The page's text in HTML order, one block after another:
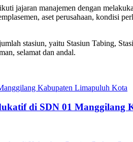
jajaran manajemen dengan
aset perusahaan, kondisi
stasiun, yaitu Stasiun Tabing,
selamat dan andal.
di SDN 01 Manggilang